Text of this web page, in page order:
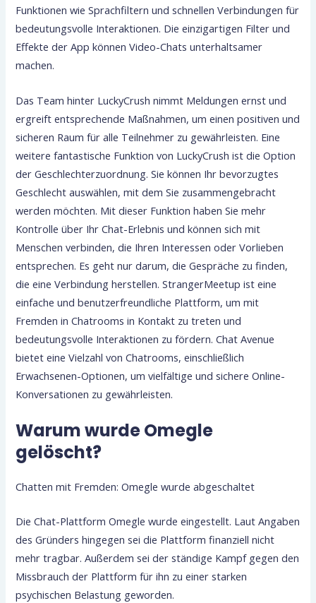
Funktionen wie Sprachfiltern und schnellen Verbindungen für
bedeutungsvolle Interaktionen. Die einzigartigen Filter und
Effekte der App können Video-Chats unterhaltsamer
machen.
Das Team hinter LuckyCrush nimmt Meldungen ernst und
ergreift entsprechende Maßnahmen, um einen positiven und
sicheren Raum für alle Teilnehmer zu gewährleisten. Eine
weitere fantastische Funktion von LuckyCrush ist die Option
der Geschlechterzuordnung. Sie können Ihr bevorzugtes
Geschlecht auswählen, mit dem Sie zusammengebracht
werden möchten. Mit dieser Funktion haben Sie mehr
Kontrolle über Ihr Chat-Erlebnis und können sich mit
Menschen verbinden, die Ihren Interessen oder Vorlieben
entsprechen. Es geht nur darum, die Gespräche zu finden,
die eine Verbindung herstellen. StrangerMeetup ist eine
einfache und benutzerfreundliche Plattform, um mit
Fremden in Chatrooms in Kontakt zu treten und
bedeutungsvolle Interaktionen zu fördern. Chat Avenue
bietet eine Vielzahl von Chatrooms, einschließlich
Erwachsenen-Optionen, um vielfältige und sichere Online-
Konversationen zu gewährleisten.
Warum wurde Omegle
gelöscht?
Chatten mit Fremden: Omegle wurde abgeschaltet
Die Chat-Plattform Omegle wurde eingestellt. Laut Angaben
des Gründers hingegen sei die Plattform finanziell nicht
mehr tragbar. Außerdem sei der ständige Kampf gegen den
Missbrauch der Plattform für ihn zu einer starken
psychischen Belastung geworden.